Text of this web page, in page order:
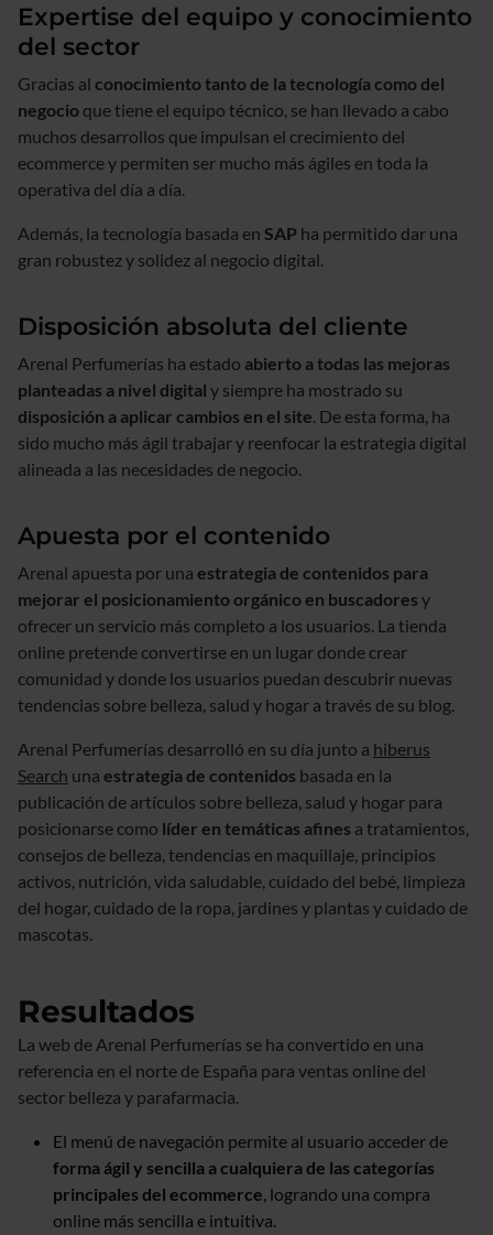
Expertise del equipo y conocimiento
del sector
Gracias al conocimiento tanto de la tecnología como del
negocio que tiene el equipo técnico, se han llevado a cabo
muchos desarrollos que impulsan el crecimiento del
ecommerce y permiten ser mucho más ágiles en toda la
operativa del día a día.
Además, la tecnología basada en SAP ha permitido dar una
gran robustez y solidez al negocio digital.
Disposición absoluta del cliente
Arenal Perfumerías ha estado abierto a todas las mejoras
planteadas a nivel digital y siempre ha mostrado su
disposición a aplicar cambios en el site . De esta forma, ha
sido mucho más ágil trabajar y reenfocar la estrategia digital
alineada a las necesidades de negocio.
Apuesta por el contenido
Arenal apuesta por una estrategia de contenidos para
mejorar el posicionamiento orgánico en buscadores y
ofrecer un servicio más completo a los usuarios. La tienda
online pretende convertirse en un lugar donde crear
comunidad y donde los usuarios puedan descubrir nuevas
tendencias sobre belleza, salud y hogar a través de su blog.
Arenal Perfumerías desarrolló en su día junto a hiberus
Search una estrategia de contenidos basada en la
publicación de artículos sobre belleza, salud y hogar para
posicionarse como líder en temáticas afines a tratamientos,
consejos de belleza, tendencias en maquillaje, principios
activos, nutrición, vida saludable, cuidado del bebé, limpieza
del hogar, cuidado de la ropa, jardines y plantas y cuidado de
mascotas.
Resultados
La web de Arenal Perfumerías se ha convertido en una
referencia en el norte de España para ventas online del
sector belleza y parafarmacia.
El menú de navegación permite al usuario acceder de
forma ágil y sencilla a cualquiera de las categorías
principales del ecommerce , logrando una compra
online más sencilla e intuitiva.